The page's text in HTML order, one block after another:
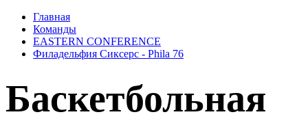
Главная
Команды
EASTERN CONFERENCE
Филадельфия Сиксерс - Phila 76
Баскетбольная